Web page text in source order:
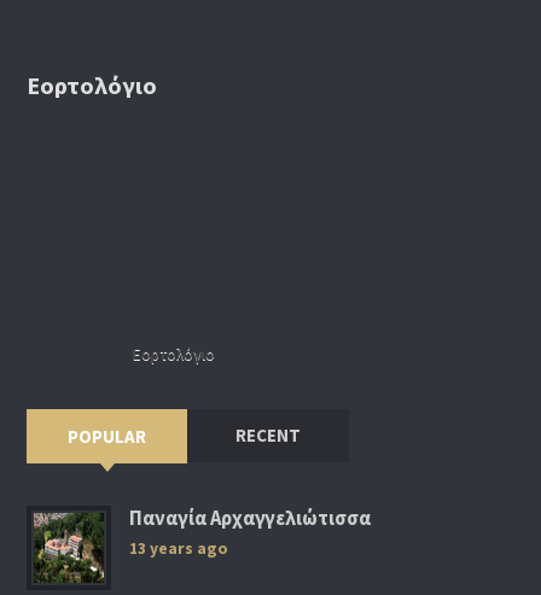
Εορτολόγιο
Εορτολόγιο
POPULAR RECENT
Παναγία Αρχαγγελιώτισσα
13 years ago